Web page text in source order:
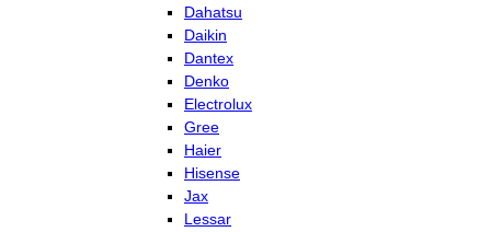
Dahatsu
Daikin
Dantex
Denko
Electrolux
Gree
Haier
Hisense
Jax
Lessar